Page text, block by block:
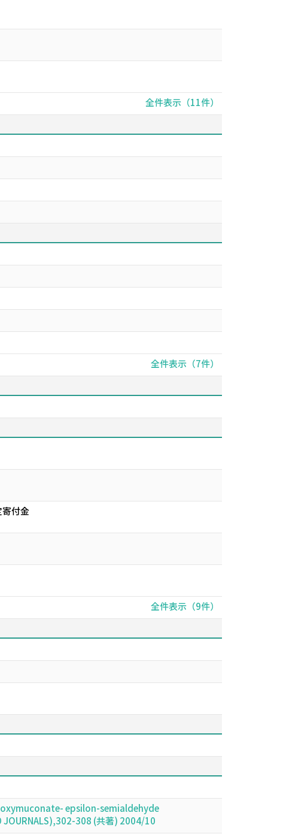
全件表示（11件）
全件表示（7件）
付金
全件表示（9件）
epsilon-semialdehyde
308 (共著) 2004/10